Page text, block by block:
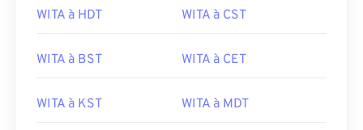
WITA à HDT WITA à CST
WITA à BST WITA à CET
WITA à KST WITA à MDT